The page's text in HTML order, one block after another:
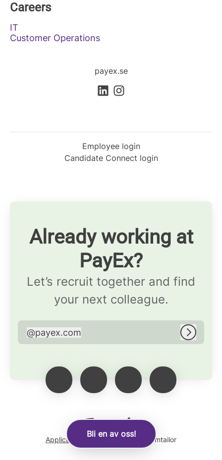
Bli en av oss!
Careers
IT
Customer Operations
payex.se
Employee login
Candidate Connect login
Already working at
PayEx?
Let’s recruit together and find
your next colleague.
payex.com
@payex.com Log in
Applicant tracking systemby Teamtailor